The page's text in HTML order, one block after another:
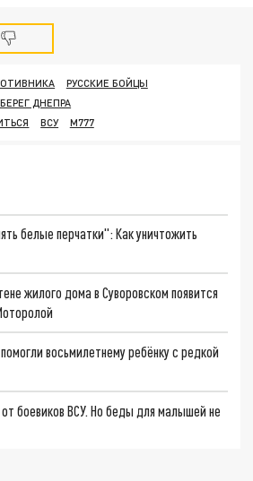
РУССКИЕ БОЙЦЫ
ДНЕПРА
ВСУ M777
белые перчатки": Как уничтожить
жилого дома в Суворовском появится
восьмилетнему ребёнку с редкой
боевиков ВСУ. Но беды для малышей не